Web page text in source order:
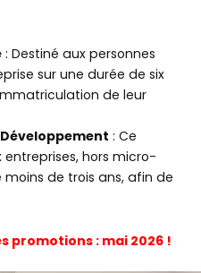
: Destiné aux personnes
sur une durée de six
de leur
: Ce
hors micro-
de trois ans, afin de
promotions : mai 2026 !